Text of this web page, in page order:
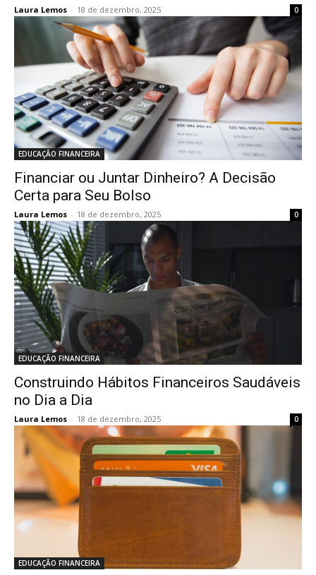
Laura Lemos - 18 de dezembro, 2025 0
EDUCAÇÃO FINANCEIRA
Financiar ou Juntar Dinheiro? A Decisão
Certa para Seu Bolso
Laura Lemos - 18 de dezembro, 2025 0
EDUCAÇÃO FINANCEIRA
Construindo Hábitos Financeiros Saudáveis
no Dia a Dia
Laura Lemos - 18 de dezembro, 2025 0
EDUCAÇÃO FINANCEIRA